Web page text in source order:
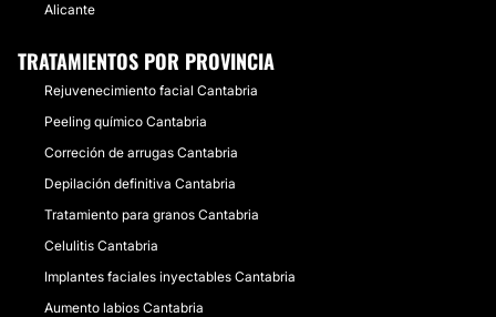
Alicante
TRATAMIENTOS POR PROVINCIA
Rejuvenecimiento facial Cantabria
Peeling químico Cantabria
Correción de arrugas Cantabria
Depilación definitiva Cantabria
Tratamiento para granos Cantabria
Celulitis Cantabria
Implantes faciales inyectables Cantabria
Aumento labios Cantabria